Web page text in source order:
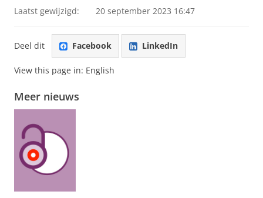
Laatst gewijzigd: 20 september 2023 16:47
Deel dit Facebook LinkedIn
View this page in: English
Meer nieuws